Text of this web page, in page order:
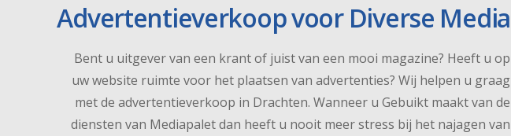
Advertentieverkoop voor Diverse Media
Bent u uitgever van een krant of juist van een mooi magazine? Heeft u op
uw website ruimte voor het plaatsen van advertenties? Wij helpen u graag
met de advertentieverkoop in Drachten. Wanneer u Gebuikt maakt van de
diensten van Mediapalet dan heeft u nooit meer stress bij het najagen van